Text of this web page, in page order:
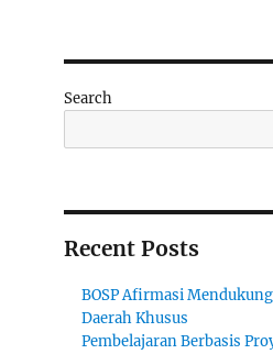
Search
Recent Posts
BOSP Afirmasi
Daerah Khusus
Pembelajaran Berbasis